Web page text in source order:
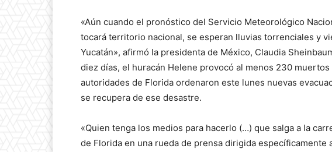
«Aún cuando el pronóstico del Servicio Meteorológico
tocará territorio nacional, se esperan lluvias torrenciales y
Yucatán», afirmó la presidenta de México, Claudia
diez días, el huracán Helene provocó al menos 230
autoridades de Florida ordenaron este lunes nuevas
se recupera de ese desastre.
«Quien tenga los medios para hacerlo (…) que salga a la
de Florida en una rueda de prensa dirigida específicamente